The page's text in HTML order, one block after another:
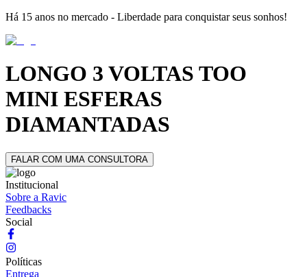
Há 15 anos no mercado - Liberdade para conquistar seus sonhos!
LONGO 3 VOLTAS TOO
MINI ESFERAS
DIAMANTADAS
FALAR COM UMA CONSULTORA
Institucional
Sobre a Ravic
Feedbacks
Social
Políticas
Entrega